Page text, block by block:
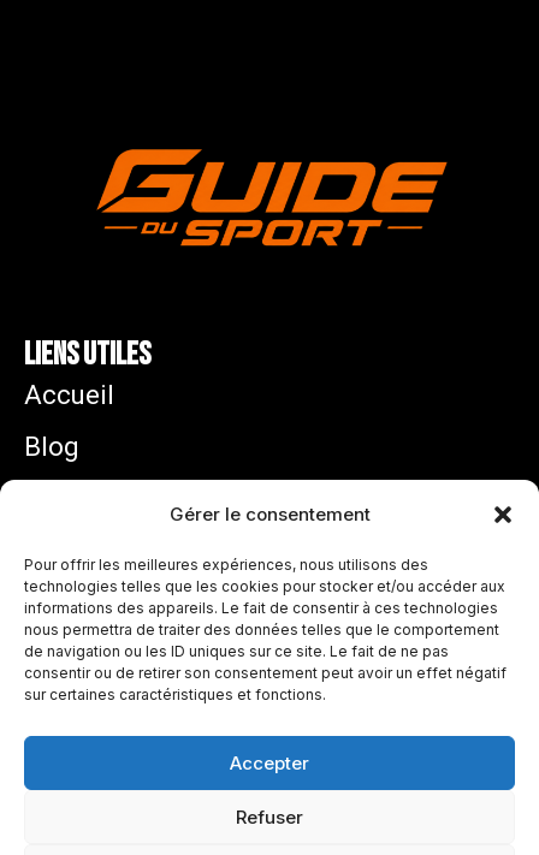
Gérer le consentement
Pour offrir les meilleures expériences, nous utilisons des
technologies telles que les cookies pour stocker et/ou accéder aux
informations des appareils. Le fait de consentir à ces technologies
nous permettra de traiter des données telles que le comportement
de navigation ou les ID uniques sur ce site. Le fait de ne pas
consentir ou de retirer son consentement peut avoir un effet négatif
sur certaines caractéristiques et fonctions.
Accepter
Refuser
Liens utiles
Accueil
Blog
Politique de confidentialité
Zidane équipe de France : pourquoi son arrivée
ouvre une nouvelle ère chez les Bleus
juillet 31, 2026
France – Espagne : parcours des Bleus et
projection avant la demi-finale de la Coupe du